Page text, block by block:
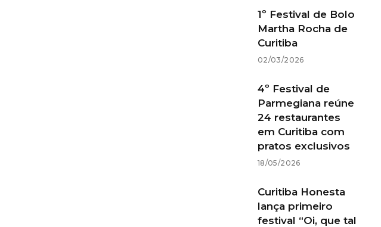
1º Festival de Bolo
Martha Rocha de
Curitiba
02/03/2026
4º Festival de
Parmegiana reúne
24 restaurantes
em Curitiba com
pratos exclusivos
18/05/2026
Curitiba Honesta
lança primeiro
festival “Oi, que tal